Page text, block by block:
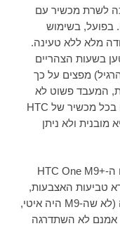
לשרת מכשיר עם
בפועל, בשימוש
מלא ללא טעינה.
בשעות הצהריים
מפצים על כך
המעבד פשוט לא
תומך בזה. אם לא הבנתם זאת עד כה, כמו בכל מכשיר של HTC
ולא ניתן
ה-+HTC One M9
טביעות האצבעות,
(לא שה-M9 היה איטי,
אמנם לא השתדרגה